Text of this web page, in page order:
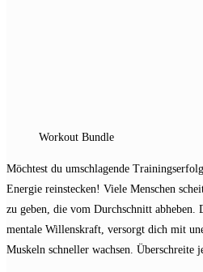
Workout Bundle
Möchtest du umschlagende
Energie reinstecken! Viele Menschen
zu geben, die vom Durchschnitt abheben.
mentale Willenskraft, versorgt dich mit
Muskeln schneller wachsen. Überschreite